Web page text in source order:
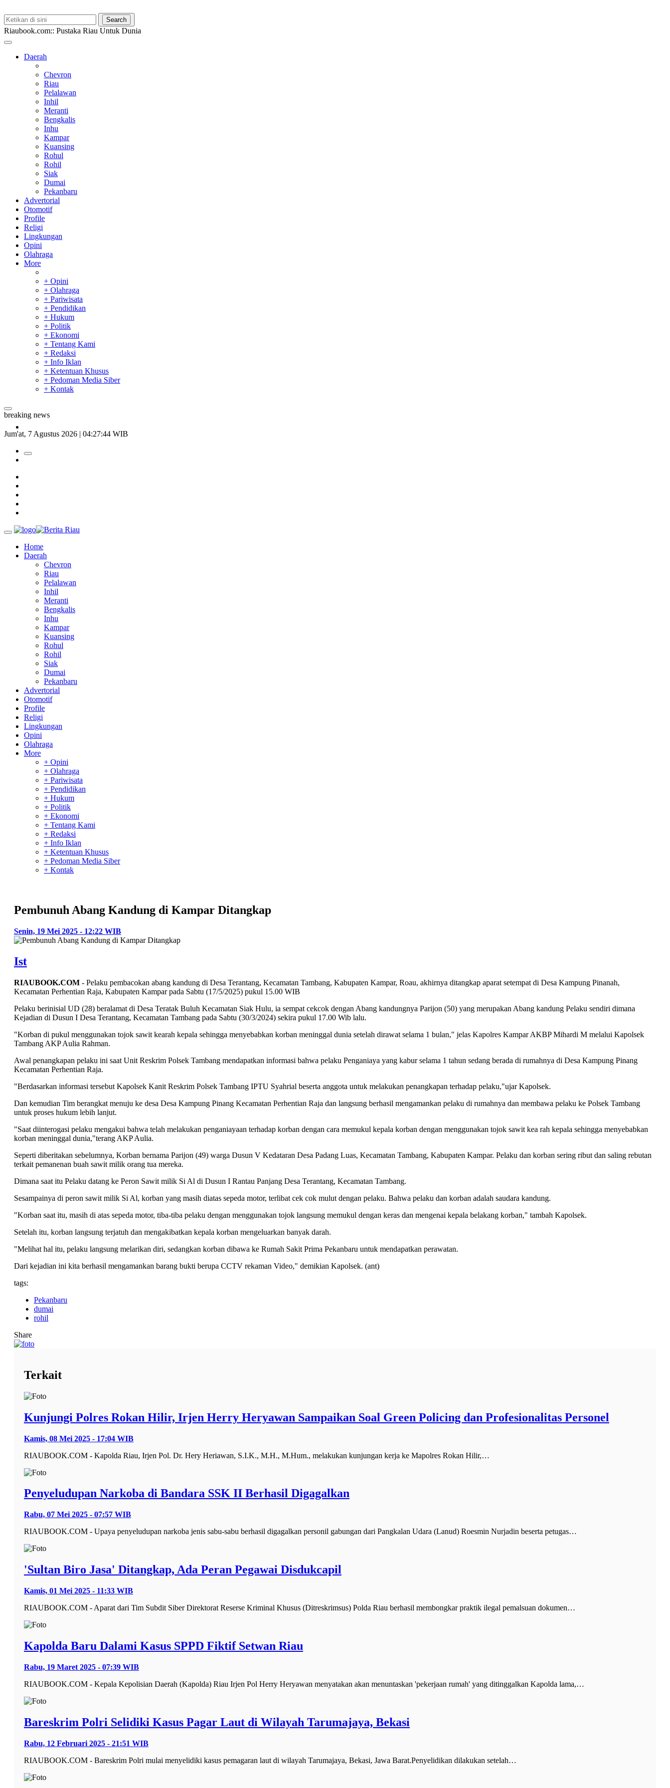
Riaubook.com:: Pustaka Riau Untuk Dunia
Daerah
Chevron
Riau
Pelalawan
Inhil
Meranti
Bengkalis
Inhu
Kampar
Kuansing
Rohul
Rohil
Siak
Dumai
Pekanbaru
Advertorial
Otomotif
Profile
Religi
Lingkungan
Opini
Olahraga
More
+ Opini
+ Olahraga
+ Pariwisata
+ Pendidikan
+ Hukum
+ Politik
+ Ekonomi
+ Tentang Kami
+ Redaksi
+ Info Iklan
+ Ketentuan Khusus
+ Pedoman Media Siber
+ Kontak
breaking news
28 Calon Petinggi BRK Syariah Lolos Administrasi
Padang Mengalami Kondisi Banjir Paling Parah
Jum'at, 7 Agustus 2026 | 04:27:45 WIB
Home
Daerah
Chevron
Riau
Pelalawan
Inhil
Meranti
Bengkalis
Inhu
Kampar
Kuansing
Rohul
Rohil
Siak
Dumai
Pekanbaru
Advertorial
Otomotif
Profile
Religi
Lingkungan
Opini
Olahraga
More
+ Opini
+ Olahraga
+ Pariwisata
+ Pendidikan
+ Hukum
+ Politik
+ Ekonomi
+ Tentang Kami
+ Redaksi
+ Info Iklan
+ Ketentuan Khusus
+ Pedoman Media Siber
+ Kontak
Pembunuh Abang Kandung di Kampar Ditangkap
Senin, 19 Mei 2025 - 12:22 WIB
Ist
RIAUBOOK.COM - Pelaku pembacokan abang kandung di Desa Terantang, Kecamatan Tambang, Kabupaten Kampar, Roau, akhirnya ditangkap aparat setempat di Desa Kampung Pinanah,
Kecamatan Perhentian Raja, Kabupaten Kampar pada Sabtu (17/5/2025) pukul 15.00 WIB
Pelaku berinisial UD (28) beralamat di Desa Teratak Buluh Kecamatan Siak Hulu, ia sempat cekcok dengan Abang kandungnya Parijon (50) yang merupakan Abang kandung Pelaku sendiri dimana
Kejadian di Dusun I Desa Terantang, Kecamatan Tambang pada Sabtu (30/3/2024) sekira pukul 17.00 Wib lalu.
"Korban di pukul menggunakan tojok sawit kearah kepala sehingga menyebabkan korban meninggal dunia setelah dirawat selama 1 bulan," jelas Kapolres Kampar AKBP Mihardi M melalui Kapolsek
Tambang AKP Aulia Rahman.
Awal penangkapan pelaku ini saat Unit Reskrim Polsek Tambang mendapatkan informasi bahwa pelaku Penganiaya yang kabur selama 1 tahun sedang berada di rumahnya di Desa Kampung Pinang
Kecamatan Perhentian Raja.
"Berdasarkan informasi tersebut Kapolsek Kanit Reskrim Polsek Tambang IPTU Syahrial beserta anggota untuk melakukan penangkapan terhadap pelaku,"ujar Kapolsek.
Dan kemudian Tim berangkat menuju ke desa Desa Kampung Pinang Kecamatan Perhentian Raja dan langsung berhasil mengamankan pelaku di rumahnya dan membawa pelaku ke Polsek Tambang
untuk proses hukum lebih lanjut.
"Saat diinterogasi pelaku mengakui bahwa telah melakukan penganiayaan terhadap korban dengan cara memukul kepala korban dengan menggunakan tojok sawit kea rah kepala sehingga menyebabkan
korban meninggal dunia,"terang AKP Aulia.
Seperti diberitakan sebelumnya, Korban bernama Parijon (49) warga Dusun V Kedataran Desa Padang Luas, Kecamatan Tambang, Kabupaten Kampar. Pelaku dan korban sering ribut dan saling rebutan
terkait pemanenan buah sawit milik orang tua mereka.
Dimana saat itu Pelaku datang ke Peron Sawit milik Si Al di Dusun I Rantau Panjang Desa Terantang, Kecamatan Tambang.
Sesampainya di peron sawit milik Si Al, korban yang masih diatas sepeda motor, terlibat cek cok mulut dengan pelaku. Bahwa pelaku dan korban adalah saudara kandung.
"Korban saat itu, masih di atas sepeda motor, tiba-tiba pelaku dengan menggunakan tojok langsung memukul dengan keras dan mengenai kepala belakang korban," tambah Kapolsek.
Setelah itu, korban langsung terjatuh dan mengakibatkan kepala korban mengeluarkan banyak darah.
"Melihat hal itu, pelaku langsung melarikan diri, sedangkan korban dibawa ke Rumah Sakit Prima Pekanbaru untuk mendapatkan perawatan.
Dari kejadian ini kita berhasil mengamankan barang bukti berupa CCTV rekaman Video," demikian Kapolsek. (ant)
tags:
Pekanbaru
dumai
rohil
Share
Terkait
Kunjungi Polres Rokan Hilir, Irjen Herry Heryawan Sampaikan Soal Green Policing dan Profesionalitas Personel
Kamis, 08 Mei 2025 - 17:04 WIB
RIAUBOOK.COM - Kapolda Riau, Irjen Pol. Dr. Hery Heriawan, S.I.K., M.H., M.Hum., melakukan kunjungan kerja ke Mapolres Rokan Hilir,…
Penyeludupan Narkoba di Bandara SSK II Berhasil Digagalkan
Rabu, 07 Mei 2025 - 07:57 WIB
RIAUBOOK.COM - Upaya penyeludupan narkoba jenis sabu-sabu berhasil digagalkan personil gabungan dari Pangkalan Udara (Lanud) Roesmin Nurjadin beserta petugas…
'Sultan Biro Jasa' Ditangkap, Ada Peran Pegawai Disdukcapil
Kamis, 01 Mei 2025 - 11:33 WIB
RIAUBOOK.COM - Aparat dari Tim Subdit Siber Direktorat Reserse Kriminal Khusus (Ditreskrimsus) Polda Riau berhasil membongkar praktik ilegal pemalsuan dokumen…
Kapolda Baru Dalami Kasus SPPD Fiktif Setwan Riau
Rabu, 19 Maret 2025 - 07:39 WIB
RIAUBOOK.COM - Kepala Kepolisian Daerah (Kapolda) Riau Irjen Pol Herry Heryawan menyatakan akan menuntaskan 'pekerjaan rumah' yang ditinggalkan Kapolda lama,…
Bareskrim Polri Selidiki Kasus Pagar Laut di Wilayah Tarumajaya, Bekasi
Rabu, 12 Februari 2025 - 21:51 WIB
RIAUBOOK.COM - Bareskrim Polri mulai menyelidiki kasus pemagaran laut di wilayah Tarumajaya, Bekasi, Jawa Barat.Penyelidikan dilakukan setelah…